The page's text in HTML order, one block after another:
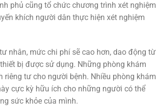
phủ cũng tổ chức chương trình xét nghiệm
khích người dân thực hiện xét nghiệm
nhân, mức chi phí sẽ cao hơn, dao động từ
bị được sử dụng. Những phòng khám
tư cho người bệnh. Nhiều phòng khám
cực kỳ hữu ích cho những người có thể
sức khỏe của mình.